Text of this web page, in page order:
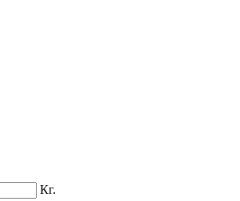
Кг.